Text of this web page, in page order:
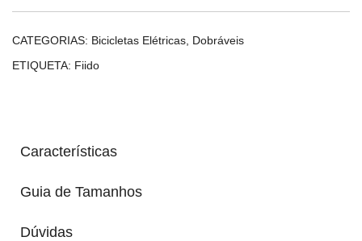
CATEGORIAS: Bicicletas Elétricas Dobráveis
ETIQUETA: Fiido
Características
Guia de Tamanhos
Dúvidas